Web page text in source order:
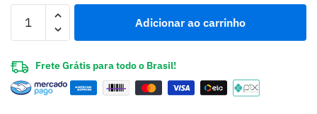
Adicionar ao carrinho
Frete Grátis para todo o Brasil!